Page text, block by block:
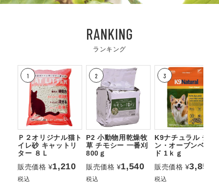
RANKING
ランキング
Ｐ２オリジナル猫ト
イレ砂 キャットリ
ター ８Ｌ
販売価格 ¥1,210
税込
P2 小動物用乾燥牧
草 チモシー 一番刈
800ｇ
販売価格 ¥1,540
税込
K9ナチュラル チキ
ン・オーブンベイク
ド 1ｋｇ
販売価格 ¥3,850
税込